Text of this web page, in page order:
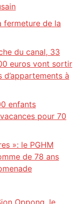
fermeture de la
du canal, 33
euros vont sortir
à
enfants
pour 70
»: le PGHM
de 78 ans
Oppong, le